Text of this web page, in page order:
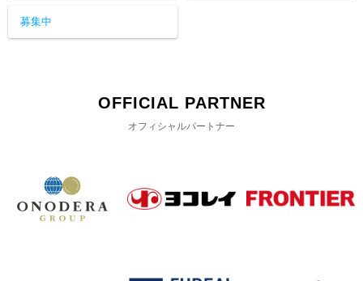
募集中
OFFICIAL PARTNER
オフィシャルパートナー